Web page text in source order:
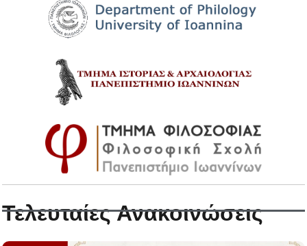
Τελευταίες Ανακοινώσεις